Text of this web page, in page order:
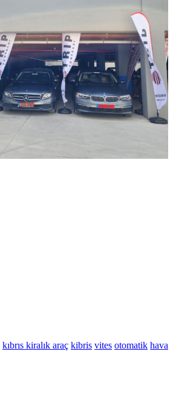
kıbrıs kiralık araç kibris vites otomatik hava